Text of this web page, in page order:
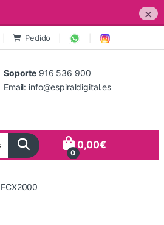
×
Pedido
Soporte 916 536 900
Email: info@espiraldigital.es
0
0,00€